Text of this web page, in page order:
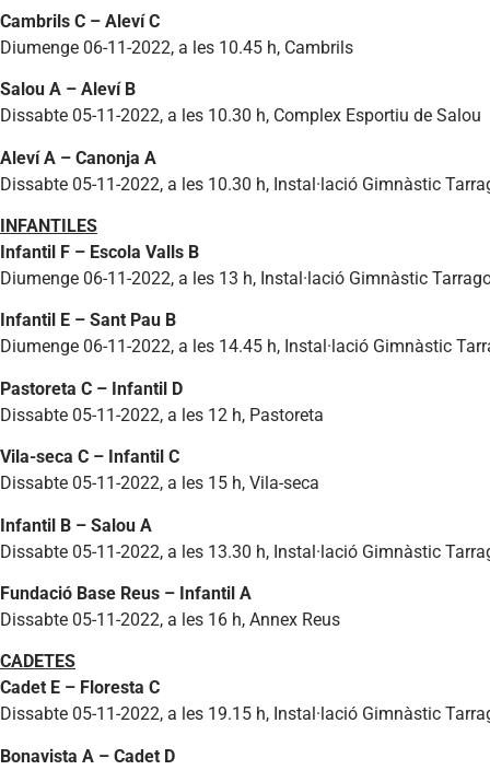
Cambrils C – Aleví C
Diumenge 06-11-2022, a les 10.45 h, Cambrils
Salou A – Aleví B
Dissabte 05-11-2022, a les 10.30 h, Complex Esportiu de Salou
Aleví A – Canonja A
Dissabte 05-11-2022, a les 10.30 h, Instal·lació Gimnàstic
INFANTILES
Infantil F – Escola Valls B
Diumenge 06-11-2022, a les 13 h, Instal·lació Gimnàstic
Infantil E – Sant Pau B
Diumenge 06-11-2022, a les 14.45 h, Instal·lació Gimnàstic
Pastoreta C – Infantil D
Dissabte 05-11-2022, a les 12 h, Pastoreta
Vila-seca C – Infantil C
Dissabte 05-11-2022, a les 15 h, Vila-seca
Infantil B – Salou A
Dissabte 05-11-2022, a les 13.30 h, Instal·lació Gimnàstic
Fundació Base Reus – Infantil A
Dissabte 05-11-2022, a les 16 h, Annex Reus
CADETES
Cadet E – Floresta C
Dissabte 05-11-2022, a les 19.15 h, Instal·lació Gimnàstic
Bonavista A – Cadet D